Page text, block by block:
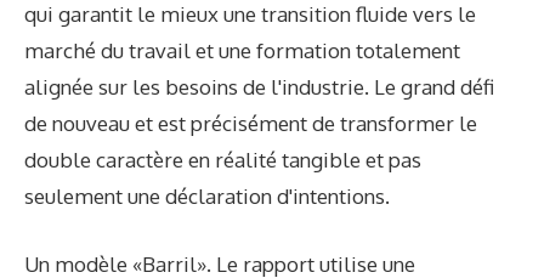
qui garantit le mieux une transition fluide vers le
marché du travail et une formation totalement
alignée sur les besoins de l'industrie. Le grand défi
de nouveau et est précisément de transformer le
double caractère en réalité tangible et pas
seulement une déclaration d'intentions.
Un modèle «Barril». Le rapport utilise une